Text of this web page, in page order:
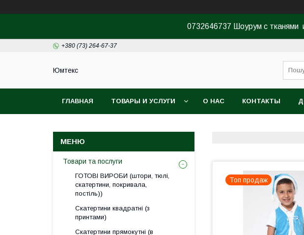
0732646737 Шоурум с тканями
+380 (73) 264-67-37
Юмтекс
ГЛАВНАЯ ТОВАРЫ И УСЛУГИ О НАС КОНТАКТЫ
Топ продаж
Товари та послуги
ГОТОВІ ВИРОБИ (штори, тюлі,
скатертини, покривала,
постіль))
Скатертини квадратні (з
принтами)
Скатертини прямокутні (в